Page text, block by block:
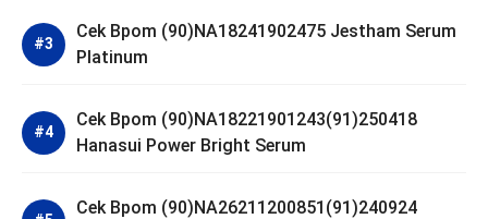
Cek Bpom (90)NA18241902475 Jestham Serum
Platinum
Cek Bpom (90)NA18221901243(91)250418
Hanasui Power Bright Serum
Cek Bpom (90)NA26211200851(91)240924